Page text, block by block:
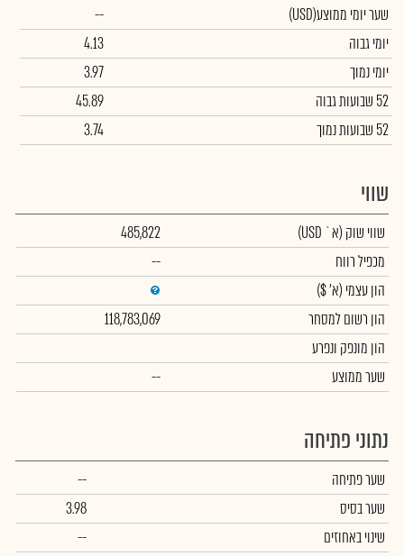
שער יומי ממוצע(USD)
--
יומי גבוה
4.13
יומי נמוך
3.97
52 שבועות גבוה
45.89
52 שבועות נמוך
3.74
שווי
שווי שוק (א` USD)
485,822
מכפיל רווח
--
הון עצמי (א' $)
הון רשום למסחר
118,783,069
הון מונפק ונפרע
שער ממוצע
--
נתוני פתיחה
שער פתיחה
--
שער בסיס
3.98
שינוי באחוזים
--